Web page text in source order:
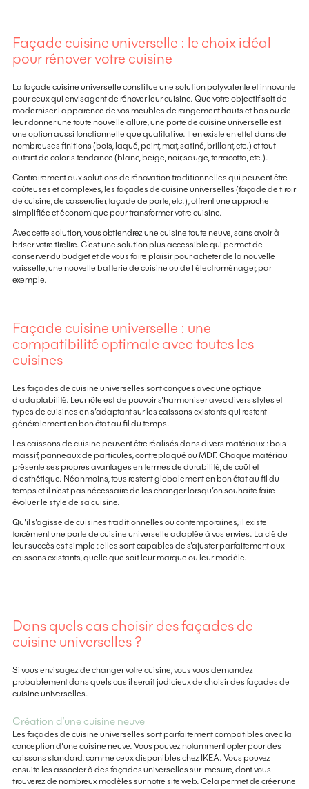
Façade cuisine universelle : le choix idéal
pour rénover votre cuisine
La façade cuisine universelle constitue une solution polyvalente et innovante
pour ceux qui envisagent de rénover leur cuisine. Que votre objectif soit de
moderniser l'apparence de vos meubles de rangement hauts et bas ou de
leur donner une toute nouvelle allure, une porte de cuisine universelle est
une option aussi fonctionnelle que qualitative. Il en existe en effet dans de
nombreuses finitions (bois, laqué, peint, mat, satiné, brillant, etc.) et tout
autant de coloris tendance (blanc, beige, noir, sauge, terracotta, etc.).
Contrairement aux solutions de rénovation traditionnelles qui peuvent être
coûteuses et complexes, les façades de cuisine universelles (façade de tiroir
de cuisine, de casserolier, façade de porte, etc.), offrent une approche
simplifiée et économique pour transformer votre cuisine.
Avec cette solution, vous obtiendrez une cuisine toute neuve, sans avoir à
briser votre tirelire. C’est une solution plus accessible qui permet de
conserver du budget et de vous faire plaisir pour acheter de la nouvelle
vaisselle, une nouvelle batterie de cuisine ou de l'électroménager, par
exemple.
Façade cuisine universelle : une
compatibilité optimale avec toutes les
cuisines
Les façades de cuisine universelles sont conçues avec une optique
d'adaptabilité. Leur rôle est de pouvoir s'harmoniser avec divers styles et
types de cuisines en s’adaptant sur les caissons existants qui restent
généralement en bon état au fil du temps.
Les caissons de cuisine peuvent être réalisés dans divers matériaux : bois
massif, panneaux de particules, contreplaqué ou MDF. Chaque matériau
présente ses propres avantages en termes de durabilité, de coût et
d'esthétique. Néanmoins, tous restent globalement en bon état au fil du
temps et il n’est pas nécessaire de les changer lorsqu’on souhaite faire
évoluer le style de sa cuisine.
Qu'il s'agisse de cuisines traditionnelles ou contemporaines, il existe
forcément une porte de cuisine universelle adaptée à vos envies. La clé de
leur succès est simple : elles sont capables de s'ajuster parfaitement aux
caissons existants, quelle que soit leur marque ou leur modèle.
Dans quels cas choisir des façades de
cuisine universelles ?
Si vous envisagez de changer votre cuisine, vous vous demandez
probablement dans quels cas il serait judicieux de choisir des façades de
cuisine universelles.
Création d’une cuisine neuve
Les façades de cuisine universelles sont parfaitement compatibles avec la
conception d'une cuisine neuve. Vous pouvez notamment opter pour des
caissons standard, comme ceux disponibles chez IKEA. Vous pouvez
ensuite les associer à des façades universelles sur-mesure, dont vous
trouverez de nombreux modèles sur notre site web. Cela permet de créer une